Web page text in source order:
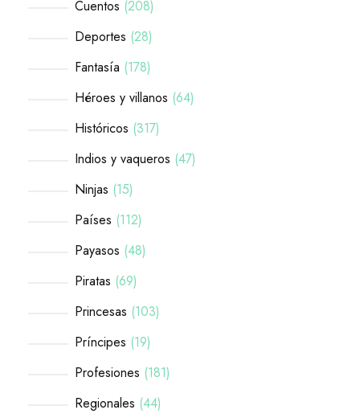
Cuentos 208
Deportes 28
Fantasía 178
Héroes y villanos 64
Históricos 317
Indios y vaqueros 47
Ninjas 15
Países 112
Payasos 48
Piratas 69
Princesas 103
Príncipes 19
Profesiones 181
Regionales 44